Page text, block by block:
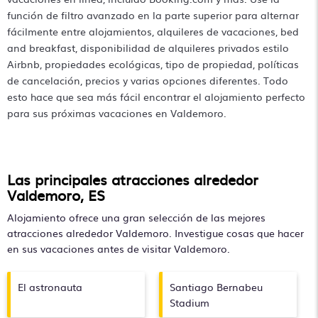
comparar alquileres de vacaciones enValdemorocon
precios a menudo con un 30-40 % de descuento en
comparación con el precio de un hotel. Simplemente
busque su destino y asegure su reserva hoy mismo.
función de filtro avanzado en la parte superior para alternar
fácilmente entre alojamientos, alquileres de vacaciones, bed
and breakfast, disponibilidad de alquileres privados estilo
Airbnb, propiedades ecológicas, tipo de propiedad, políticas
de cancelación, precios y varias opciones diferentes. Todo
esto hace que sea más fácil encontrar el alojamiento perfecto
para sus próximas vacaciones en Valdemoro.
Las principales atracciones alrededor
Valdemoro, ES
Alojamiento ofrece una gran selección de las mejores
atracciones alrededor Valdemoro. Investigue cosas que hacer
en sus vacaciones antes de visitar Valdemoro.
El astronauta
Santiago Bernabeu
Stadium